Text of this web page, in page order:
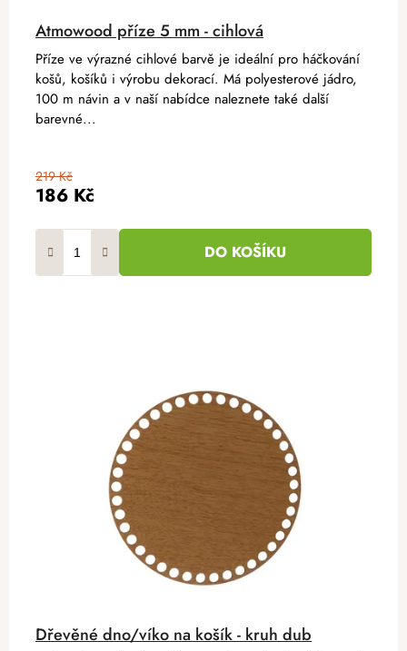
Atmowood příze 5 mm - cihlová
186 Kč
219 Kč
DO KOŠÍKU
Příze ve výrazné cihlové barvě je ideální pro háčkování
košů, košíků i výrobu dekorací. Má polyesterové jádro,
100 m návin a v naší nabídce naleznete také další
barevné...
Dřevěné dno/víko na košík - kruh dub